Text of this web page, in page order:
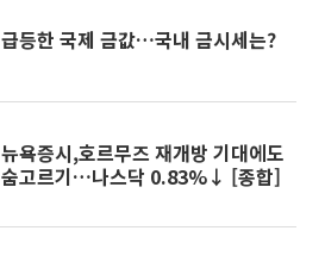
급등한 국제 금값…국내 금시세는?
뉴욕증시,호르무즈 재개방 기대에도
숨고르기…나스닥 0.83%↓ [종합]